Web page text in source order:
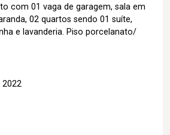
com 01 vaga de garagem, sala em
02 quartos sendo 01 suíte,
e lavanderia. Piso porcelanato/
2022